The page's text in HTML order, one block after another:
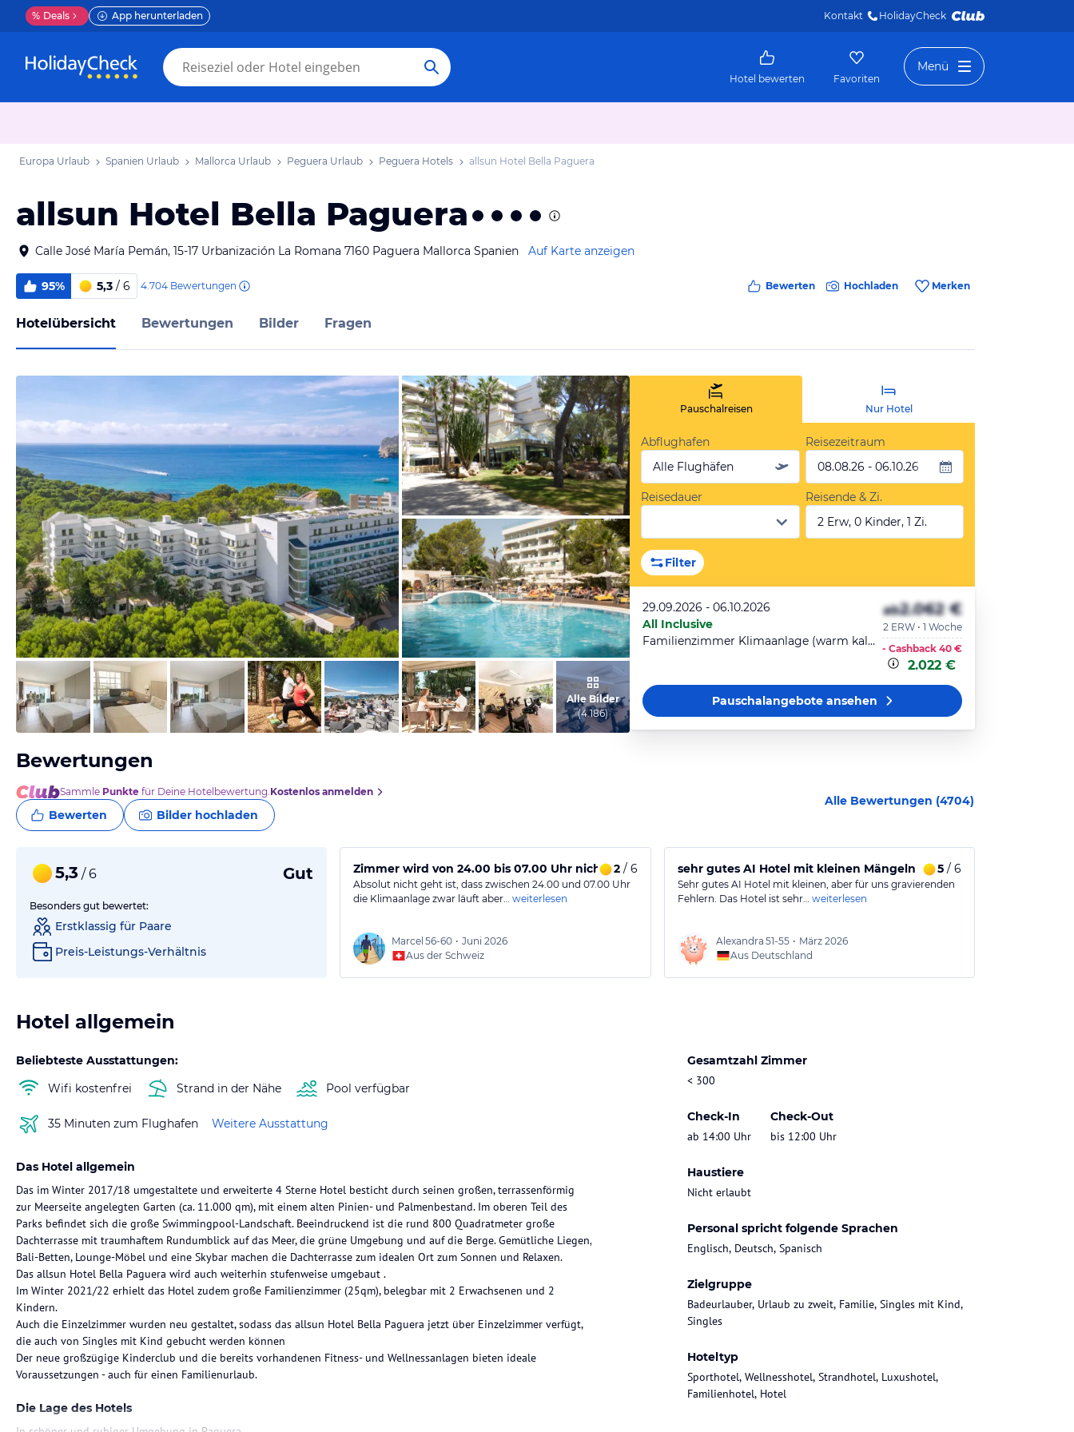
% Deals App herunterladen Kontakt HolidayCheck
Hotel bewerten Favoriten
Menü
Europa Urlaub Spanien Urlaub Mallorca Urlaub Peguera Urlaub Peguera Hotels allsun Hotel Bella Paguera
allsun Hotel Bella Paguera
Calle José María Pemán, 15-17 Urbanización La Romana 7160 Paguera Mallorca Spanien Auf Karte anzeigen
95% 5,3 / 6 4.704 Bewertungen Bewerten Hochladen Merken
Hotelübersicht Bewertungen Bilder Fragen
vom Hotelier, April 2022
von Rainer, Mai 2017
vom Hotelier, April 2022
Alle Bilder
(4.186)
Pauschalreisen Nur Hotel
Abflughafen
Alle Flughäfen
Reisezeitraum
08.08.26 - 06.10.26
Reisedauer
Reisende & Zi.
2 Erw, 0 Kinder, 1 Zi.
Filter
29.09.2026 - 06.10.2026
All Inclusive
Familienzimmer Klimaanlage (warm kalt) Bad WC Balkon
ab2.062 €
2 ERW • 1 Woche
- Cashback 40 €
2.022 €
Pauschalangeboteansehen
Bewertungen
Sammle Punkte für Deine Hotelbewertung.Kostenlos anmelden
Bewerten Bilder hochladen
Alle Bewertungen (4704)
5,3 / 6 Gut
Besonders gut bewertet:
Erstklassig für Paare
Preis-Leistungs-Verhältnis
Zimmer wird von 24.00 bis 07.00 Uhr nicht klimatisiert, das war für mich absolut unzumutbar.
2/ 6
Absolut nicht geht ist, dass zwischen 24.00 und 07.00 Uhr
die Klimaanlage zwar läuft aber… weiterlesen
Marcel 56-60 • Juni 2026
Aus der Schweiz
sehr gutes AI Hotel mit kleinen Mängeln 5/ 6
Sehr gutes AI Hotel mit kleinen, aber für uns gravierenden
Fehlern. Das Hotel ist sehr… weiterlesen
Alexandra 51-55 • März 2026
Aus Deutschland
Hotel allgemein
Beliebteste Ausstattungen:
Wifi kostenfrei
Strand in der Nähe Pool verfügbar
35 Minuten zum Flughafen Weitere Ausstattung
Gesamtzahl Zimmer
< 300
Check-In
ab 14:00 Uhr
Check-Out
bis 12:00 Uhr
Haustiere
Nicht erlaubt
Personal spricht folgende Sprachen
Englisch, Deutsch, Spanisch
Zielgruppe
Badeurlauber, Urlaub zu zweit, Familie, Singles mit Kind,
Singles
Hoteltyp
Sporthotel, Wellnesshotel, Strandhotel, Luxushotel,
Familienhotel, Hotel
Das Hotel allgemein
Das im Winter 2017/18 umgestaltete und erweiterte 4 Sterne Hotel besticht durch seinen großen, terrassenförmig
zur Meerseite angelegten Garten (ca. 11.000 qm), mit einem alten Pinien- und Palmenbestand. Im oberen Teil des
Parks befindet sich die große Swimmingpool-Landschaft. Beeindruckend ist die rund 800 Quadratmeter große
Dachterrasse mit traumhaftem Rundumblick auf das Meer, die grüne Umgebung und auf die Berge. Gemütliche Liegen,
Bali-Betten, Lounge-Möbel und eine Skybar machen die Dachterrasse zum idealen Ort zum Sonnen und Relaxen.
Das allsun Hotel Bella Paguera wird auch weiterhin stufenweise umgebaut .
Im Winter 2021/22 erhielt das Hotel zudem große Familienzimmer (25qm), belegbar mit 2 Erwachsenen und 2
Kindern.
Auch die Einzelzimmer wurden neu gestaltet, sodass das allsun Hotel Bella Paguera jetzt über Einzelzimmer verfügt,
die auch von Singles mit Kind gebucht werden können
Der neue großzügige Kinderclub und die bereits vorhandenen Fitness- und Wellnessanlagen bieten ideale
Voraussetzungen - auch für einen Familienurlaub.
Die Lage des Hotels